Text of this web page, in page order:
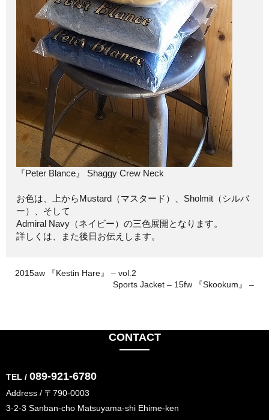
『Peter Blance』 Shaggy Crew Neck
お色は、上からMustard（マスタード）、Sholmit（シルバ
ー）、そして
Admiral Navy（ネイビー）の三色展開となります。
詳しくは、また後日お伝えします。
2015aw 『Kestin Hare』 – vol.2
Sports Jacket – 15fw 『Skookum』 –
CONTACT
TEL / 089-921-6780
Address / 〒790-0003
3-2-3 Sanban-cho Matsuyama-shi Ehime-ken